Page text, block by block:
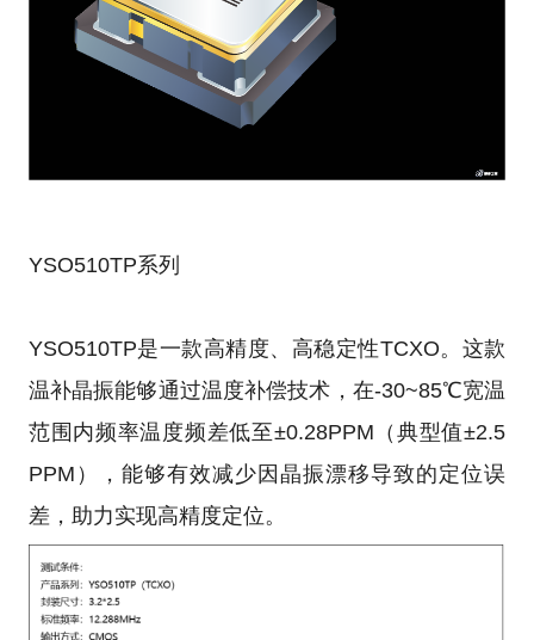
YSO510TP系列
YSO510TP是一款高精度、高稳定性TCXO。这款
温补晶振能够通过温度补偿技术，在-30~85℃宽温
范围内频率温度频差低至±0.28PPM（典型值±2.5
PPM），能够有效减少因晶振漂移导致的定位误
差，助力实现高精度定位。